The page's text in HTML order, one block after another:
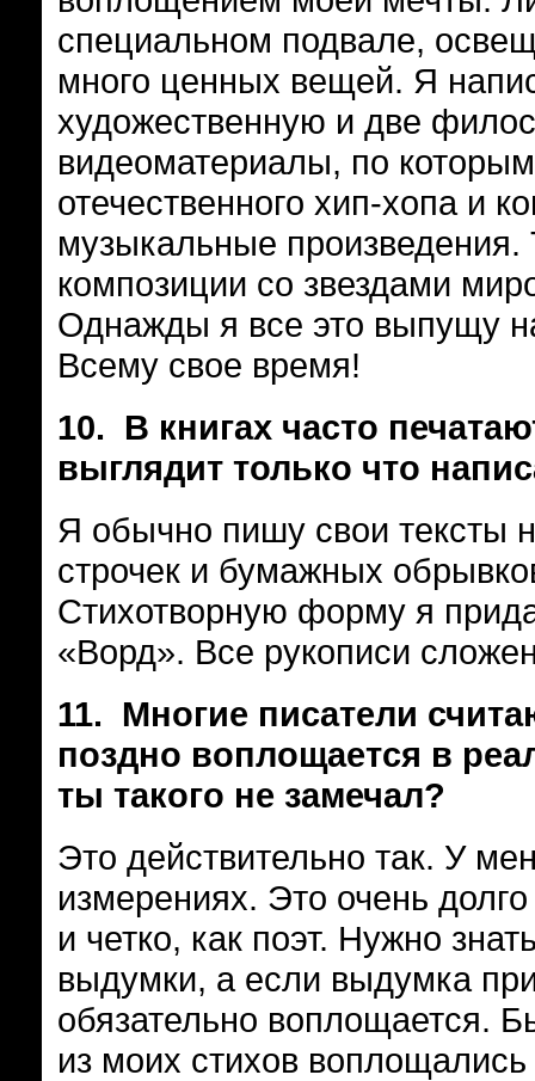
специальном подвале,
много ценных вещей. Я
художественную и две
видеоматериалы, по
отечественного хип-хопа и
музыкальные
композиции со звездами
Однажды я все это выпущу
Всему свое время!
10.
В книгах часто
выглядит только что
Я обычно пишу свои тексты
строчек и бумажных
Стихотворную форму я
«Ворд». Все рукописи
11.
Многие писатели
поздно воплощается в
ты такого не замечал?
Это действительно так. У
измерениях. Это очень
и четко, как поэт. Нужно
выдумки, а если выдумка
обязательно воплощается.
из моих стихов